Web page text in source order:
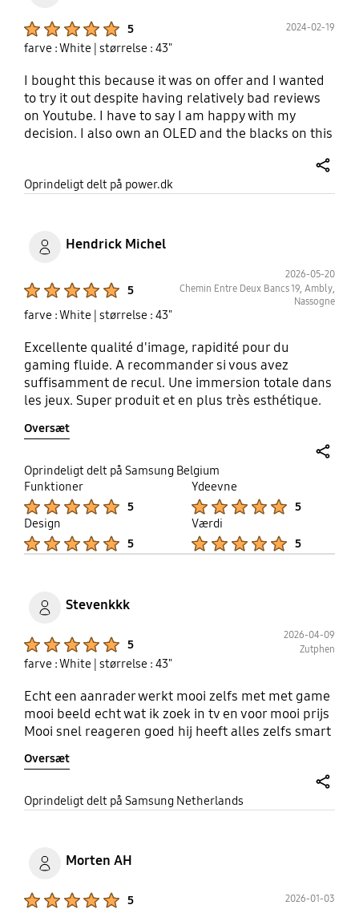
5 2024-02-19
farve : White | størrelse : 43"
I bought this because it was on offer and I wanted
to try it out despite having relatively bad reviews
on Youtube. I have to say I am happy with my
decision. I also own an OLED and the blacks on this
Starfield delivers a very nicely rendered sky. This is
it looks extremely nice. I also cannot perceive any
ghosting whatsoever in any games, period. The
only issue I had with it is that out of the box the
colors are very weird, at least coming from an
OLED and my monitor definitely needed a
calibration out of the box. You can find guides
online. After them the monitor looks really good
and I am truly happy with it. PS after going for a
43inch monitor you will never be able to go back to
a smaller one.
Oprindeligt delt på power.dk
Hendrick Michel
5
2026-05-20
Chemin Entre Deux Bancs 19, Ambly,
Nassogne
farve : White | størrelse : 43"
Excellente qualité d'image, rapidité pour du
gaming fluide. A recommander si vous avez
suffisamment de recul. Une immersion totale dans
les jeux. Super produit et en plus très esthétique.
Oversæt
Oprindeligt delt på Samsung Belgium
Funktioner
5
Ydeevne
5
Design
5
Værdi
5
Stevenkkk
5
2026-04-09
Zutphen
farve : White | størrelse : 43"
Echt een aanrader werkt mooi zelfs met met game
mooi beeld echt wat ik zoek in tv en voor mooi prijs
Mooi snel reageren goed hij heeft alles zelfs smart
Oversæt
Oprindeligt delt på Samsung Netherlands
Morten AH
5 2026-01-03